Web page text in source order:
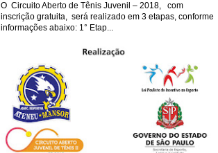
O Circuito Aberto de Tênis Juvenil – 2018, com
inscrição gratuita, será realizado em 3 etapas, conforme
informações abaixo: 1° Etap...